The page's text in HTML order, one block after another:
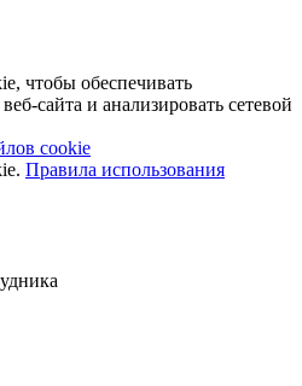
чтобы обеспечивать
сайта и анализировать сетевой
cookie
Правила использования